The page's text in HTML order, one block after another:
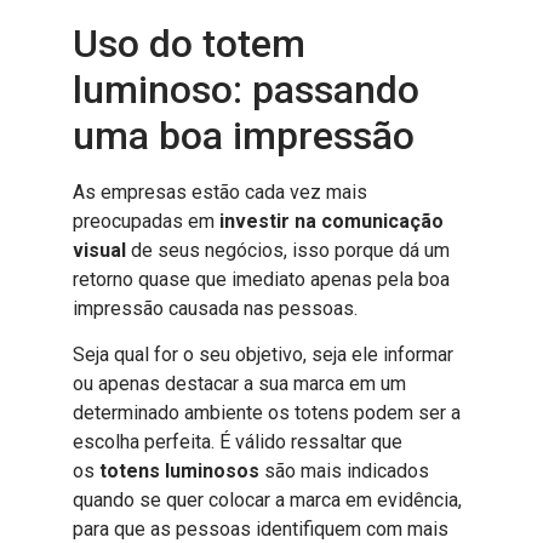
Uso do totem
luminoso: passando
uma boa impressão
As empresas estão cada vez mais
preocupadas em investir na comunicação
visual de seus negócios, isso porque dá um
retorno quase que imediato apenas pela boa
impressão causada nas pessoas.
Seja qual for o seu objetivo, seja ele informar
ou apenas destacar a sua marca em um
determinado ambiente os totens podem ser a
escolha perfeita. É válido ressaltar que
os totens luminosos são mais indicados
quando se quer colocar a marca em evidência,
para que as pessoas identifiquem com mais